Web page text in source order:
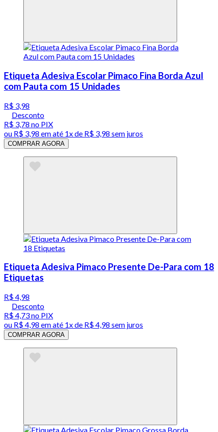
Etiqueta Adesiva Escolar Pimaco Fina Borda Azul
com Pauta com 15 Unidades
R$ 3,98
Desconto
R$ 3,78 no PIX
ou R$ 3,98 em até 1x de R$ 3,98 sem juros
COMPRAR AGORA
Etiqueta Adesiva Pimaco Presente De-Para com 18
Etiquetas
R$ 4,98
Desconto
R$ 4,73no PIX
ou R$ 4,98 em até 1x de R$ 4,98 sem juros
COMPRAR AGORA